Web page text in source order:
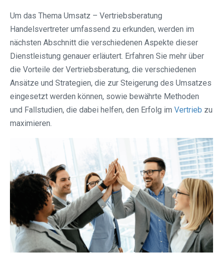
Um das Thema Umsatz – Vertriebsberatung
Handelsvertreter umfassend zu erkunden, werden im
nächsten Abschnitt die verschiedenen Aspekte dieser
Dienstleistung genauer erläutert. Erfahren Sie mehr über
die Vorteile der Vertriebsberatung, die verschiedenen
Ansätze und Strategien, die zur Steigerung des Umsatzes
eingesetzt werden können, sowie bewährte Methoden
und Fallstudien, die dabei helfen, den Erfolg im Vertrieb zu
maximieren.